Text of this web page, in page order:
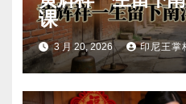
课
3 月 20, 2026 印尼王掌